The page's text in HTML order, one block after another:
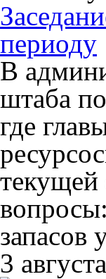
периоду
В
штаба
где
текущей
запасов
3